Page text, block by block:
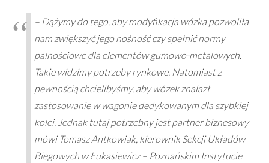
– Dążymy do tego, aby modyfikacja wózka pozwoliła
nam zwiększyć jego nośność czy spełnić normy
palnościowe dla elementów gumowo-metalowych.
Takie widzimy potrzeby rynkowe. Natomiast z
pewnością chcielibyśmy, aby wózek znalazł
zastosowanie w wagonie dedykowanym dla szybkiej
kolei. Jednak tutaj potrzebny jest partner biznesowy –
mówi Tomasz Antkowiak, kierownik Sekcji Układów
Biegowych w Łukasiewicz – Poznańskim Instytucie